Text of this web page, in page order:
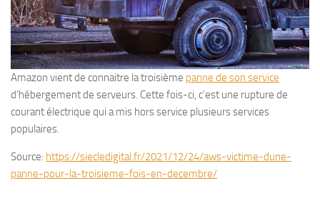
Amazon vient de connaitre la troisième panne de son service
d’hébergement de serveurs. Cette fois-ci, c’est une rupture de
courant électrique qui a mis hors service plusieurs services
populaires.
Source: https://siecledigital.fr/2021/12/24/aws-victime-dune-
panne-pour-la-troisieme-fois-en-decembre/